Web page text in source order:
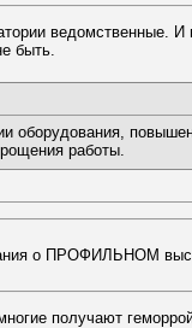
ведомственные.
быть.
оборудования,
работы.
о ПРОФИЛЬНОМ
получают